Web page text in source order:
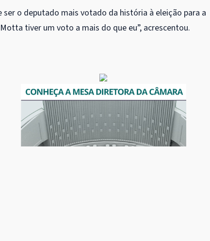
o deputado mais votado da história à eleição para a
tiver um voto a mais do que eu”, acrescentou.